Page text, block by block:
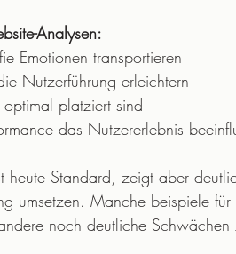
Analysen:
Emotionen transportieren
Nutzerführung erleichtern
platziert sind
das Nutzererlebnis
heute Standard, zeigt aber
umsetzen. Manche beispiele
noch deutliche Schwächen